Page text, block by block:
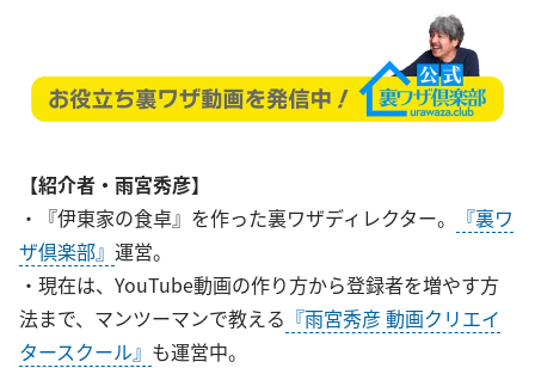
【紹介者・雨宮秀彦】
・『伊東家の食卓』を作った裏ワザディレクター。
『裏ワ
ザ倶楽部』 運営。
・現在は、YouTube動画の作り方から登録者を増やす方
法まで、マンツーマンで教える 『雨宮秀彦 動画クリエイ
タースクール』 も運営中。